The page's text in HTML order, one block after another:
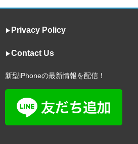
▶︎ Privacy Policy
▶︎Contact Us
新型iPhoneの最新情報を配信！